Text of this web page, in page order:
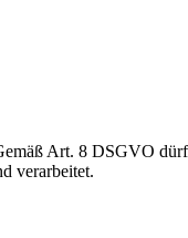
Art. 8 DSGVO
verarbeitet.